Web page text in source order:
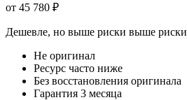
от 45 780 ₽
Дешевле, но выше риски выше риски
Не оригинал
Ресурс часто ниже
Без восстановления оригинала
Гарантия 3 месяца